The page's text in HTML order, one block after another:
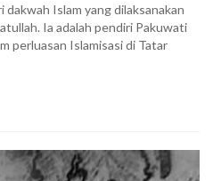
Islam yang dilaksanakan
Ia adalah pendiri Pakuwati
perluasan Islamisasi di Tatar